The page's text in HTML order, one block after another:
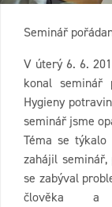
Seminář
V úterý 6. 6.
konal seminář
Hygieny
seminář jsme
Téma se
zahájil seminář,
se zabýval
člověka a